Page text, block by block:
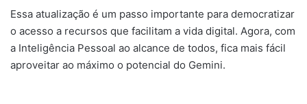
Essa atualização é um passo importante para democratizar
o acesso a recursos que facilitam a vida digital. Agora, com
a Inteligência Pessoal ao alcance de todos, fica mais fácil
aproveitar ao máximo o potencial do Gemini.